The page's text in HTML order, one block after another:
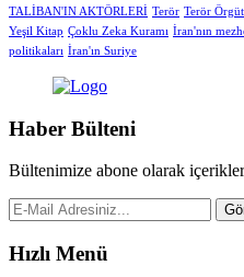
TALİBAN'IN AKTÖRLERİ Terör Terör
Yeşil Kitap Çoklu Zeka Kuramı İran'nın
politikaları İran'ın Suriye
Haber Bülteni
Bültenimize abone olarak
Hızlı Menü